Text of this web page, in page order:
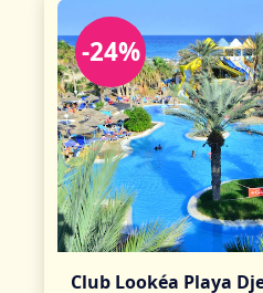
-24%
Club Lookéa Playa